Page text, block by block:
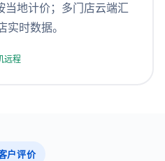
地计价；多门店云端汇
时数据。
远程
户评价